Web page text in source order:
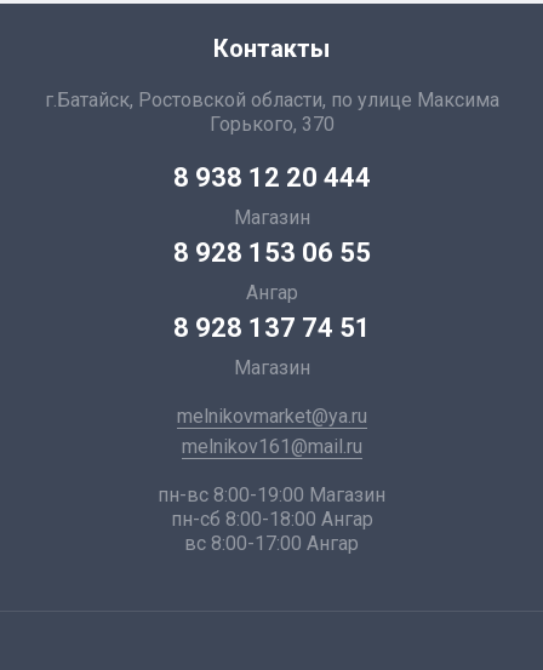
Контакты
г.Батайск, Ростовской области, по улице Максима
Горького, 370
8 938 12 20 444
Магазин
8 928 153 06 55
Ангар
8 928 137 74 51
Магазин
melnikovmarket@ya.ru
melnikov161@mail.ru
пн-вс 8:00-19:00 Магазин
пн-сб 8:00-18:00 Ангар
вс 8:00-17:00 Ангар